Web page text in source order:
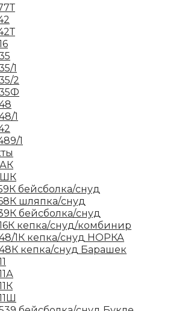
1
2
1
1
бейсболка/снуд
шляпка/снуд
бейсболка/снуд
кепка/снуд/комбинир
1К кепка/снуд НОРКА
кепка/снуд Барашек